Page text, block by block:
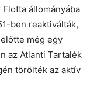
állományába
ben reaktiválták,
még egy
az Atlanti Tartalék
törölték az aktív